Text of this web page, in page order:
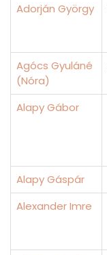
Adorján György
Agócs Gyuláné
(Nóra)
Alapy Gábor
Alapy Gáspár
Alexander Imre